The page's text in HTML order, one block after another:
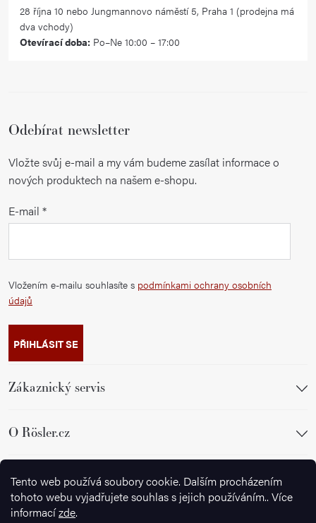
Tento web používá soubory cookie. Dalším procházením
tohoto webu vyjadřujete souhlas s jejich používáním.. Více
informacízde.
28 října 10 nebo Jungmannovo náměstí 5, Praha 1 (prodejna má
dva vchody)
Otevírací doba: Po–Ne 10:00 – 17:00
Odebírat newsletter
Vložte svůj e-mail a my vám budeme zasílat informace o
nových produktech na našem e-shopu.
E-mail
Vložením e-mailu souhlasíte s podmínkami ochrany osobních
údajů
PŘIHLÁSIT SE
Zákaznický servis
O Rösler.cz
Sledujte nás